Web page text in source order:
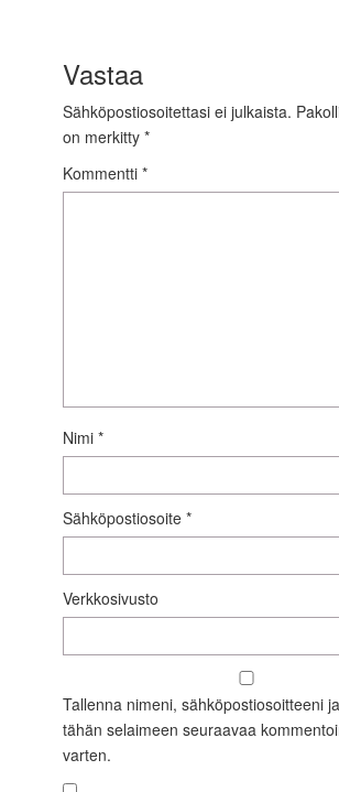
Vastaa
Sähköpostiosoitettasi ei julkaista.
on merkitty *
Kommentti *
Nimi *
Sähköpostiosoite *
Verkkosivusto
Tallenna nimeni, sähköpostiosoitteeni
tähän selaimeen seuraavaa
varten.